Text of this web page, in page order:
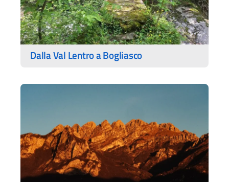
Dalla Val Lentro a Bogliasco